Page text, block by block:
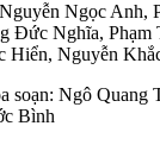
Nguyễn Ngọc Anh,
Đức Nghĩa, Phạm
Hiển, Nguyễn
soạn: Ngô Quang
Bình